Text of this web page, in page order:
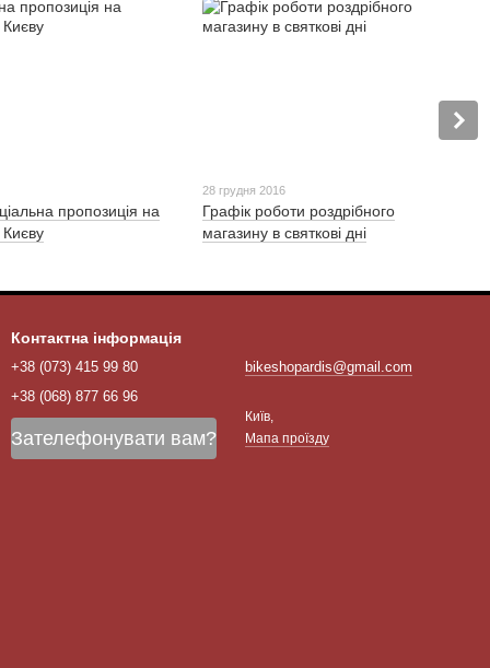
пропозиція на
Києву
28 грудня 2016
Графік роботи роздрібного
магазину в святкові дні
Контактна інформація
+38 (073) 415 99 80
+38 (068) 877 66 96
Зателефонувати вам?
bikeshopardis@gmail.com
Київ,
Мапа проїзду